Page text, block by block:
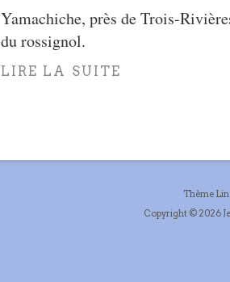
Yamachiche, près de Trois-
du rossignol.
LIRE LA SUITE
Thème
Copyright © 2026